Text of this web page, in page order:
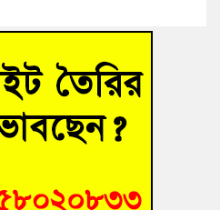
ক্যান্টিনে অবরুদ্ধ জবি
ও জীবননাশের হুমকির অভিযোগ
সংরক্ষণে প্রশাসনের উদ্যোগ; ৯
উদযাপন উপলক্ষে প্রস্তুতিমূলক